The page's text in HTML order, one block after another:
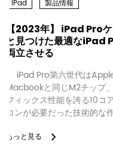
iPad
製品情報
【2023年】 iPad Pro
と見つけた最適なiPad
両立させる
iPad Pro第六世代は
Macbookと同じM2チップ
フィックス性能を誇る10
コンが必要だった技術的
もっと見る